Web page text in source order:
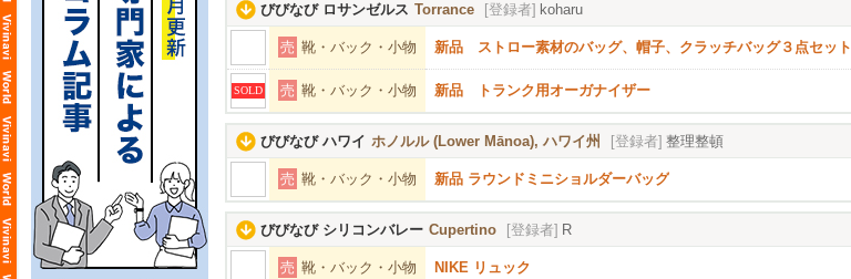
びびなび ロサンゼルス Torrance [登録者] koharu
売 靴・バック・小物 新品 ストロー素材のバッグ、帽子、クラッチバッグ３点セット
SOLD 売 靴・バック・小物 新品 トランク用オーガナイザー
びびなび ハワイ ホノルル (Lower Mānoa), ハワイ州 [登録者] 整理整頓
売 靴・バック・小物 新品 ラウンドミニショルダーバッグ
びびなび シリコンバレー Cupertino [登録者] R
売 靴・バック・小物 NIKE リュック